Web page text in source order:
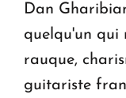
Dan
quelqu'un qui
rauque,
guitariste